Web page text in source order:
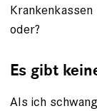
oder?
Es gibt
Als ich